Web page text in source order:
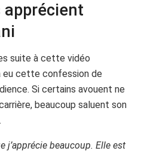
suite à cette vidéo
eu cette confession de
Si certains avouent ne
beaucoup saluent son
j’apprécie beaucoup. Elle est